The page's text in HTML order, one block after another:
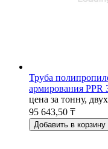
Труба
армирования PPR
цена за тонну,
95 643,50 ₸
Добавить в корзину